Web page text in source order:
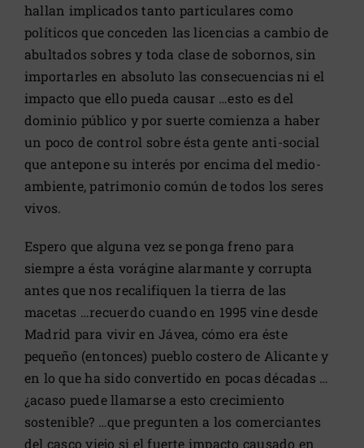
hallan implicados tanto particulares como
políticos que conceden las licencias a cambio de
abultados sobres y toda clase de sobornos, sin
importarles en absoluto las consecuencias ni el
impacto que ello pueda causar …esto es del
dominio público y por suerte comienza a haber
un poco de control sobre ésta gente anti-social
que antepone su interés por encima del medio-
ambiente, patrimonio común de todos los seres
vivos.
Espero que alguna vez se ponga freno para
siempre a ésta vorágine alarmante y corrupta
antes que nos recalifiquen la tierra de las
macetas …recuerdo cuando en 1995 vine desde
Madrid para vivir en Jávea, cómo era éste
pequeño (entonces) pueblo costero de Alicante y
en lo que ha sido convertido en pocas décadas …
¿acaso puede llamarse a esto crecimiento
sostenible? …que pregunten a los comerciantes
del casco viejo si el fuerte impacto causado en